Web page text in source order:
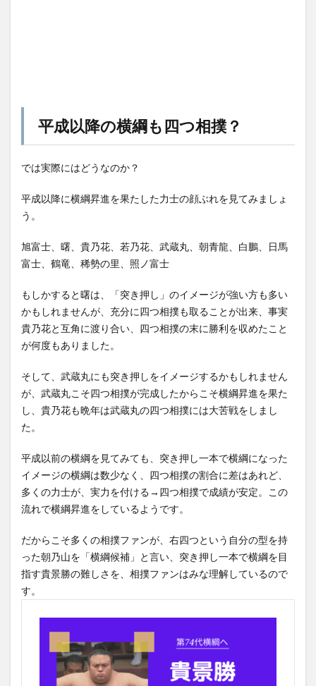
平成以降の横綱も四つ相撲？
では実際にはどうなのか？
平成以降に横綱昇進を果たした力士の顔ぶれを見てみましょ
う。
旭富士、曙、貴乃花、若乃花、武蔵丸、朝青龍、白鵬、日馬
富士、鶴竜、稀勢の里、照ノ富士
もしかすると曙は、「突き押し」のイメージが強い方も多い
かもしれませんが、充分に四つ相撲も取ることが出来、事実
貴乃花と互角に渡り合い、四つ相撲の末に勝利を収めたこと
が何度もありました。
そして、武蔵丸にも突き押しをイメージするかもしれません
が、武蔵丸こそ四つ相撲が完成したからこそ横綱昇進を果た
し、貴乃花も晩年は武蔵丸の四つ相撲には大苦戦をしまし
た。
平成以前の横綱を見てみても、突き押し一本で横綱になった
イメージの横綱は数少なく、四つ相撲の割合に差はあれど、
多くの力士が、実力を付ける→四つ相撲で成績が安定。この
流れで横綱昇進をしているようです。
だからこそ多くの相撲ファンが、右四つという自分の型を持
った朝乃山を「横綱候補」と言い、突き押し一本で横綱を目
指す貴景勝の難しさを、相撲ファンはみな理解しているので
す。